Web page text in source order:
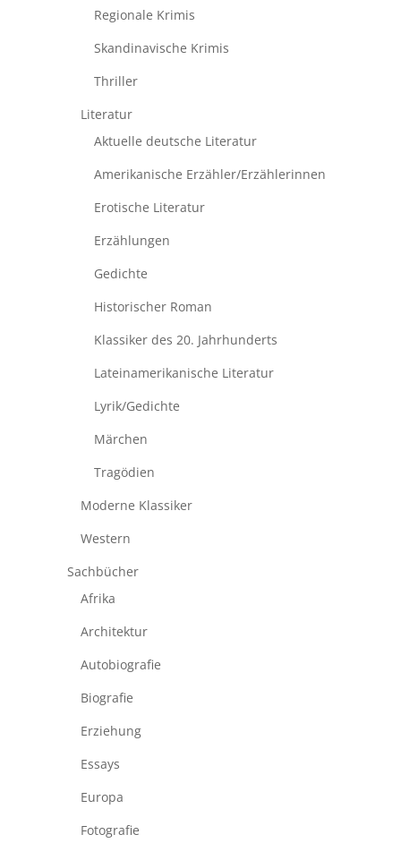
Regionale Krimis
Skandinavische Krimis
Thriller
Literatur
Aktuelle deutsche Literatur
Amerikanische Erzähler/Erzählerinnen
Erotische Literatur
Erzählungen
Gedichte
Historischer Roman
Klassiker des 20. Jahrhunderts
Lateinamerikanische Literatur
Lyrik/Gedichte
Märchen
Tragödien
Moderne Klassiker
Western
Sachbücher
Afrika
Architektur
Autobiografie
Biografie
Erziehung
Essays
Europa
Fotografie